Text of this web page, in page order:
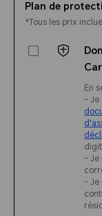
Plan de
*Tous les prix
En
- Je
- Je
- Je